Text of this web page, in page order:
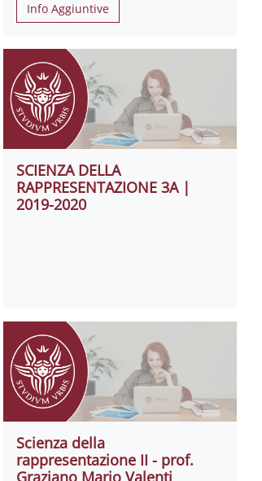
Info Aggiuntive
SCIENZA DELLA
RAPPRESENTAZIONE 3A |
2019-2020
Scienza della
rappresentazione II - prof.